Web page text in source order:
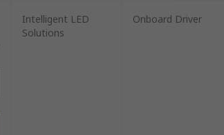
Intelligent LED
Solutions
Onboard Driver